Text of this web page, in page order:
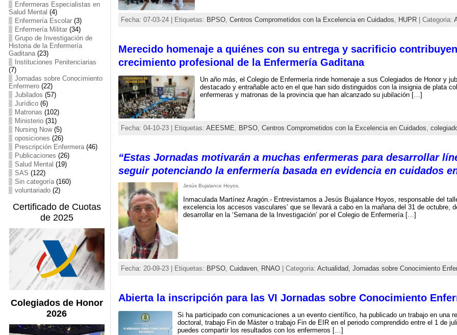
Enfermeras Especialistas en
Salud Mental (4)
Enfermería Escolar(3)
Enfermería Militar(34)
Grupo de Investigación de
Historia de la Enfermería
Gaditana(23)
Instituciones Penitenciarias
(7)
Jornadas sobre Conocimiento
Enfermero(22)
Jubilados (57)
Jurídico(6)
Matronas (102)
Ministerio(31)
Nursing Now(5)
oposiciones (26)
Prescripción Enfermera(46)
Publicaciones (26)
Salud Mental (19)
SAS (122)
Sin categoría(160)
voluntariado(2)
Certificado de Cuotas
de 2025
Colegiados de Honor
2026
Fecha: 07-03-24 | Etiquetas: BPSO, Centros Comprometidos con la Excelencia en Cuidados, HUPR| Categoria:
Merecido homenaje a quiénes con su entrega y sacrificio
crecimiento profesional de la Enfermería Gaditana
Un año más, el Colegio de Enfermería rinde homenaje a sus Colegiados de Honor y
destacado y entrañable acto en el que han sido distinguidos con la insignia de plata
enfermeras y matronas de la provincia que han alcanzado su jubilación […]
Fecha: 04-10-23 | Etiquetas: AEESME, BPSO, Centros Comprometidos con la Excelencia en Cuidados,
“Estas Jornadas motivarán a muchas enfermeras para desarrollar
seguir potenciando la enfermería basada en evidencia en cuidados
Jesús Bujalance Hoyos.
Inmaculada Martínez Aragón.- Entrevistamos a Jesús Bujalance Hoyos, responsable del
excelencia los accesos vasculares’ que se llevará a cabo en la mañana del 31 de octubre,
desarrollar en la ‘Semana de la Investigación’ por el Colegio de Enfermería […]
Fecha: 20-09-23 | Etiquetas: BPSO, Cuidaven, RNAO| Categoria: Actualidad, Jornadas sobre Conocimiento
Abierta la inscripción para las VI Jornadas sobre Conocimiento
Si ha participado con comunicaciones a un evento científico, ha publicado un trabajo en una
doctoral, trabajo Fin de Máster o trabajo Fin de EIR en el periodo comprendido entre el 1 de
puedes compartir los resultados con los enfermeros […]